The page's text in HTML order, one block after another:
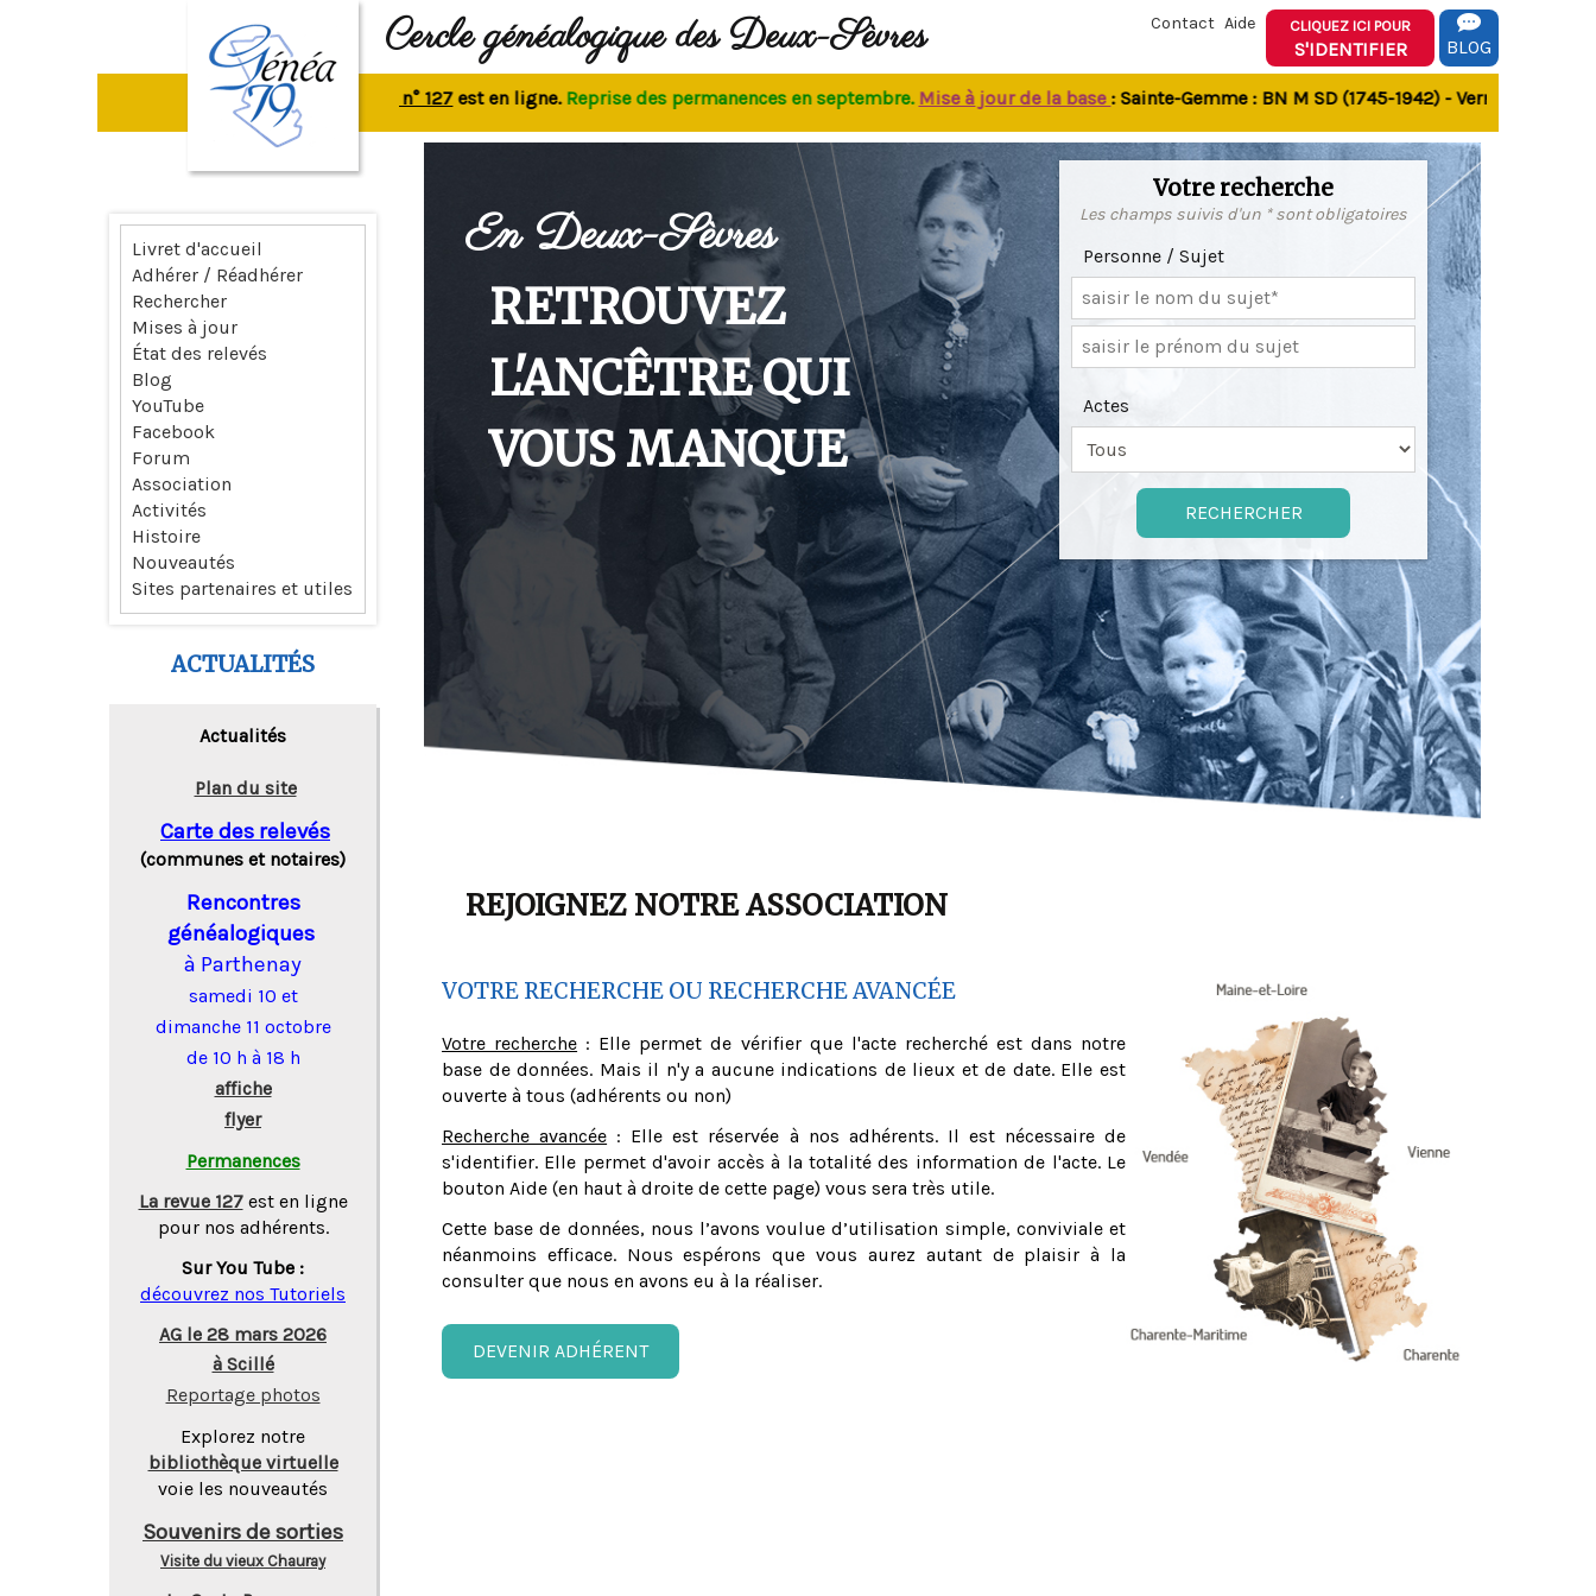
Cercle généalogique des Deux-Sèvres Contact Aide CLIQUEZ ICI POUR
S'IDENTIFIER BLOG
La revue n° 127est en ligne.Reprise des permanences en septembre.Mise à jour de la base: Sainte-Gemme : BN M SD (1745-1942) - Verrines-sous-
En Deux-Sèvres
RETROUVEZ
L'ANCÊTRE QUI
VOUS MANQUE
Votre recherche
Les champs suivis d'un * sont obligatoires
Personne / Sujet
Actes
REJOIGNEZ NOTRE ASSOCIATION
VOTRE RECHERCHE OU RECHERCHE AVANCÉE
Votre recherche : Elle permet de vérifier que l'acte recherché est dans notre
base de données. Mais il n'y a aucune indications de lieux et de date. Elle est
ouverte à tous (adhérents ou non)
Recherche avancée : Elle est réservée à nos adhérents. Il est nécessaire de
s'identifier. Elle permet d'avoir accès à la totalité des information de l'acte. Le
bouton Aide (en haut à droite de cette page) vous sera très utile.
Cette base de données, nous l’avons voulue d’utilisation simple, conviviale et
néanmoins efficace. Nous espérons que vous aurez autant de plaisir à la
consulter que nous en avons eu à la réaliser.
DEVENIR ADHÉRENT
Livret d'accueil
Adhérer / Réadhérer
Rechercher
Mises à jour
État des relevés
Blog
YouTube
Facebook
Forum
Association
Activités
Histoire
Nouveautés
Sites partenaires et utiles
ACTUALITÉS
Actualités
Plan du site
Carte des relevés
(communes et notaires)
Rencontres
généalogiques
à Parthenay
samedi 10 et
dimanche 11 octobre
de 10 h à 18 h
affiche
flyer
Permanences
La revue 127 est en ligne
pour nos adhérents.
Sur You Tube :
découvrez nos Tutoriels
AG le 28 mars 2026
à Scillé
Reportage photos
Explorez notre
bibliothèque virtuelle
voie les nouveautés
Souvenirs de sorties
Visite du vieux Chauray